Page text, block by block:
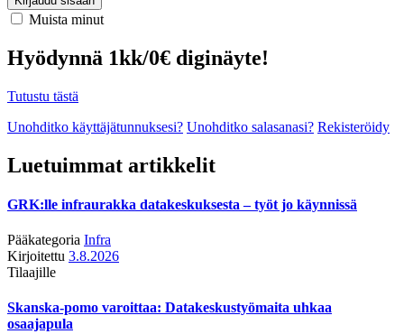
Muista minut
Hyödynnä 1kk/0€ diginäyte!
Tutustu tästä
Unohditko käyttäjätunnuksesi? Unohditko salasanasi? Rekisteröidy
Luetuimmat artikkelit
GRK:lle infraurakka datakeskuksesta – työt jo käynnissä
Pääkategoria Infra
Kirjoitettu 3.8.2026
Tilaajille
Skanska-pomo varoittaa: Datakeskustyömaita uhkaa
osaajapula